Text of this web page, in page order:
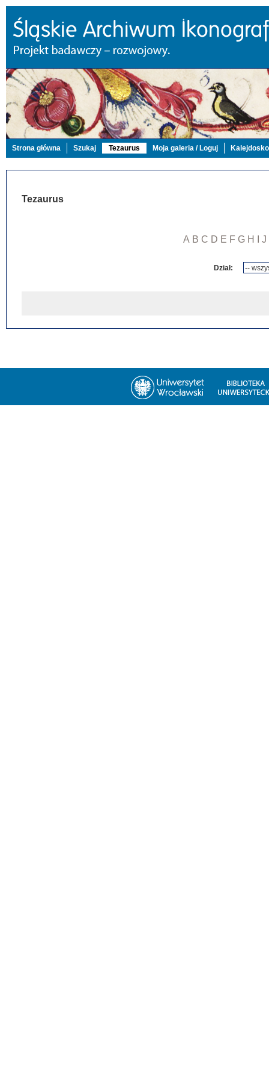
Strona główna Szukaj Tezaurus Moja galeria / Loguj
Tezaurus
A B C D E F G H J
Dział: